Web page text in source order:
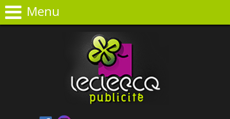
Menu
Panneau de gestion des cookies